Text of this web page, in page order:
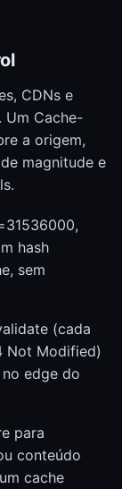
CDNs e
Um Cache-
a origem,
magnitude e
hash
sem
(cada
Not Modified)
edge do
para
conteúdo
cache